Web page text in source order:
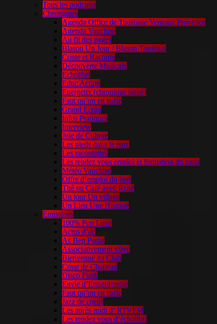
Tous les podcasts
Chroniques
Agenda Office de Tourisme Ventoux Provence
Agenda Vaucluse
Au fil des pages
Blason Un Jour / Blason Toujours
Conte et Raconte
Découverte Musicale
Echolibri
Educ Action
Energetix (chronique santé)
Faut qu’on en parle
Grand Ecran
Infos Pratiques
Interview
Joie de Culture
Les pieds dans le parc
Les racontottes
Les rendez vous emploi et formation du mois
Météo Vaucluse
Offre d’emploi du jour
Thé ou Café avec René
Un jour Un village
Un Lieu Une Histoire
Émissions
100% Pop Love
Actus d’oc
As Ben Parlat
Associativement vôtre
Bienvenue au Club
Coup de Chapeau
Disco Funk
Envie d’Entreprendre
Faut qu’on en parle
Jazz de coeur
Les après-midi d’ RTVFM
Les rendez vous d’écholibri